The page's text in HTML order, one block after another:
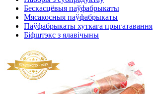
Бескасцёвыя паўфабрыкаты
Мясакосныя паўфабрыкаты
Паўфабрыкаты хуткага прыгатавання
Біфштэкс з ялавічыны